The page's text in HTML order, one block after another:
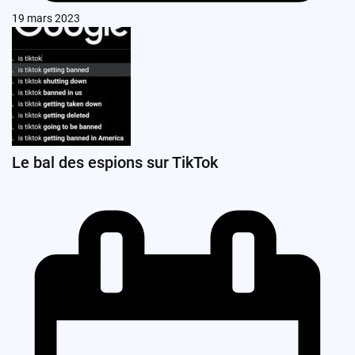
19 mars 2023
Le bal des espions sur TikTok